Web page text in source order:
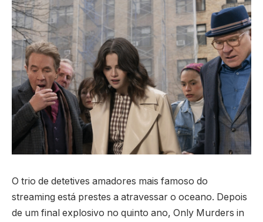
O trio de detetives amadores mais famoso do
streaming está prestes a atravessar o oceano. Depois
de um final explosivo no quinto ano, Only Murders in